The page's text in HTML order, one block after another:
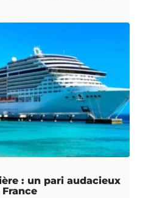
: un pari audacieux